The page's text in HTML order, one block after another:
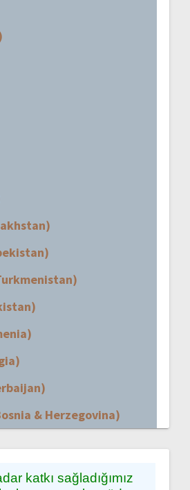
& Herzegovina)
katkı sağladığımız